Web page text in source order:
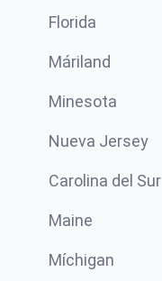
Florida
Máriland
Minesota
Nueva Jersey
Carolina del Sur
Maine
Míchigan